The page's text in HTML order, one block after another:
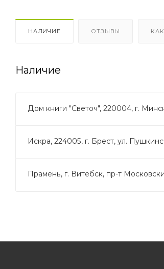
НАЛИЧИЕ ОТЗЫВЫ
Наличие
Дом книги "Светоч", 220004, г.
Искра, 224005, г. Брест, ул.
Прамень, г. Витебск, пр-т